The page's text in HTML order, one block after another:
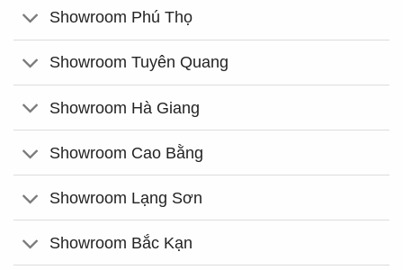
Showroom Phú Thọ
Showroom Tuyên Quang
Showroom Hà Giang
Showroom Cao Bằng
Showroom Lạng Sơn
Showroom Bắc Kạn